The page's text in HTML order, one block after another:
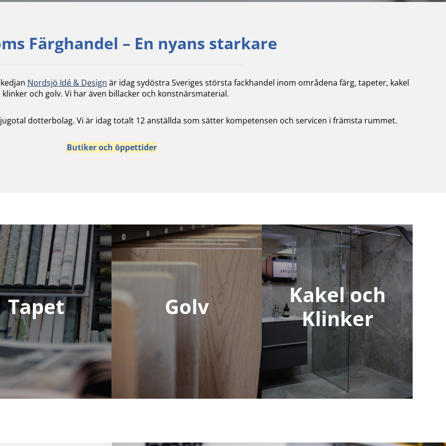
Färghandel – En nyans starkare
Nordsjö Idé & Design är idag sydöstra Sveriges största fackhandel inom områdena färg, tapeter, kakel
klinker och golv. Vi har även billacker och konstnärsmaterial.
dotterbolag. Vi är idag totalt 12 anställda som sätter kompetensen och servicen i främsta rummet.
Butiker och öppettider
Tapet Golv
Kakel och
Klinker